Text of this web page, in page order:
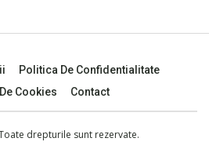
Politica De Confidentialitate
Cookies
Contact
drepturile sunt rezervate.